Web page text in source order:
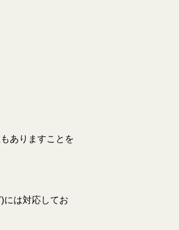
ありますことを
には対応してお